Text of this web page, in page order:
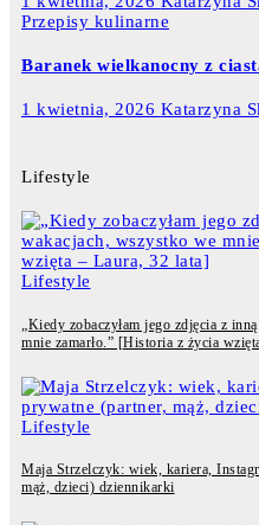
Przepisy kulinarne
Baranek wielkanocny z
1 kwietnia, 2026 Katarzyna
Lifestyle
Lifestyle
„Kiedy zobaczyłam jego zdjęcia z
mnie zamarło.” [Historia z życia
Lifestyle
Maja Strzelczyk: wiek, kariera,
mąż, dzieci) dziennikarki